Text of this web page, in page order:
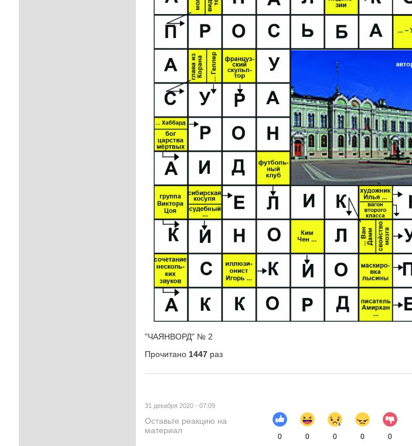
"ЧАЯНВОРД" № 2
Прочитано 1447 раз
31 декабря 2020 - 07:09
Оставьте реакцию на
материал
0 0 0 0 0